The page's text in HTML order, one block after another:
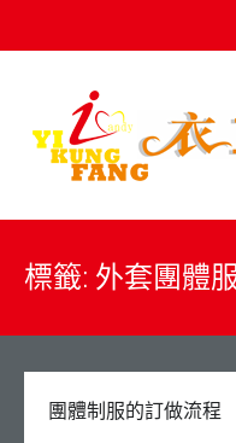
標籤: 外套團體
團體制服的訂做流程